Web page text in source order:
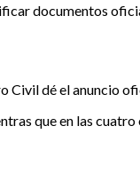
documentos
Civil dé el anuncio
que en las